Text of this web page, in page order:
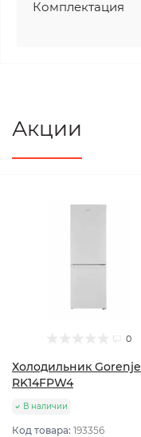
Комплектация
Акции
0
Холодильник Gorenje
RK14FPW4
В наличии
Код товара: 193356